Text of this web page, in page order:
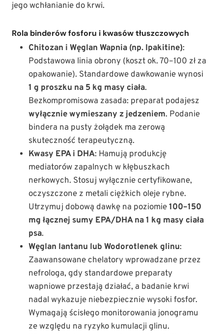
jego wchłanianie do krwi.
Rola binderów fosforu i kwasów tłuszczowych
Chitozan i Węglan Wapnia (np. Ipakitine):
Podstawowa linia obrony (koszt ok. 70–100 zł za
opakowanie). Standardowe dawkowanie wynosi
1 g proszku na 5 kg masy ciała.
Bezkompromisowa zasada: preparat podajesz
wyłącznie wymieszany z jedzeniem. Podanie
bindera na pusty żołądek ma zerową
skuteczność terapeutyczną.
Kwasy EPA i DHA: Hamują produkcję
mediatorów zapalnych w kłębuszkach
nerkowych. Stosuj wyłącznie certyfikowane,
oczyszczone z metali ciężkich oleje rybne.
Utrzymuj dobową dawkę na poziomie100–150
mg łącznej sumy EPA/DHA na 1 kg masy ciała
psa.
Węglan lantanu lub Wodorotlenek glinu:
Zaawansowane chelatory wprowadzane przez
nefrologa, gdy standardowe preparaty
wapniowe przestają działać, a badanie krwi
nadal wykazuje niebezpiecznie wysoki fosfor.
Wymagają ścisłego monitorowania jonogramu
ze względu na ryzyko kumulacji glinu.